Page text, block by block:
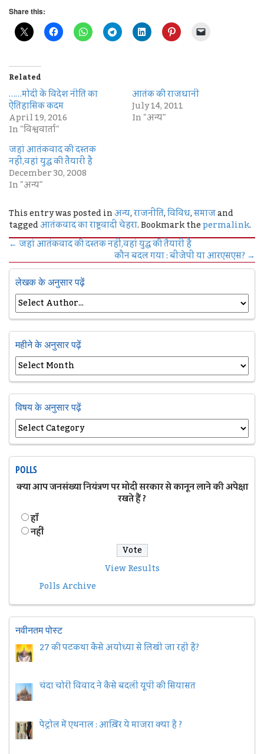
Share this:
Related
……मोदी के विदेश नीति का
ऐतिहासिक कदम
April 19, 2016
In "विश्ववार्ता"
आतंक की राजधानी
July 14, 2011
In "अन्य"
जहां आतंकवाद की दस्तक
नहीं,वहां युद्ध की तैयारी है
December 30, 2008
In "अन्य"
This entry was posted inअन्य,राजनीति,विविध,समाजand
taggedआतंकवाद का राष्ट्रवादी चेहरा. Bookmark thepermalink.
←जहां आतंकवाद की दस्तक नहीं,वहां युद्ध की तैयारी है
कौन बदल गया : बीजेपी या आरएसएस? →
लेखक के अनुसार पढ़ें
महीने के अनुसार पढ़ें
विषय के अनुसार पढ़ें
POLLS
क्या आप जनसंख्या नियंत्रण पर मोदी सरकार से कानून लाने की अपेक्षा
रखते हैं ?
हॉं
नहीं
View Results
Polls Archive
नवीनतम पोस्ट
27 की पटकथा कैसे अयोध्या से लिखी जा रही है?
चंदा चोरी विवाद ने कैसे बदली यूपी की सियासत
पेट्रोल में एथनाल : आख़िर ये माजरा क्या है ?